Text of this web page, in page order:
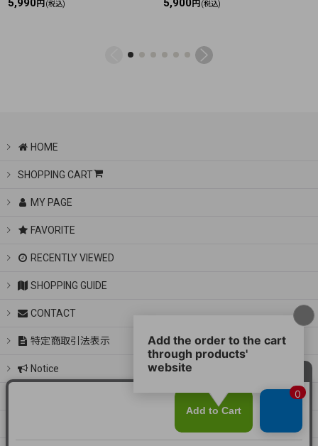
円(税込) 円(税込)
HOME
SHOPPING CART
MY PAGE
FAVORITE
RECENTLY VIEWED
SHOPPING GUIDE
CONTACT
特定商取引法表示
Notice